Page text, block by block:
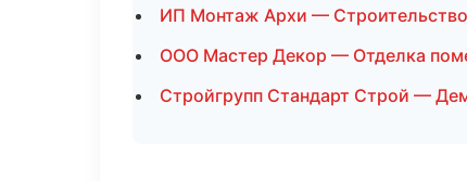
ИП Монтаж Архи —
ООО Мастер Декор — Отделка
Стройгрупп Стандарт Строй —